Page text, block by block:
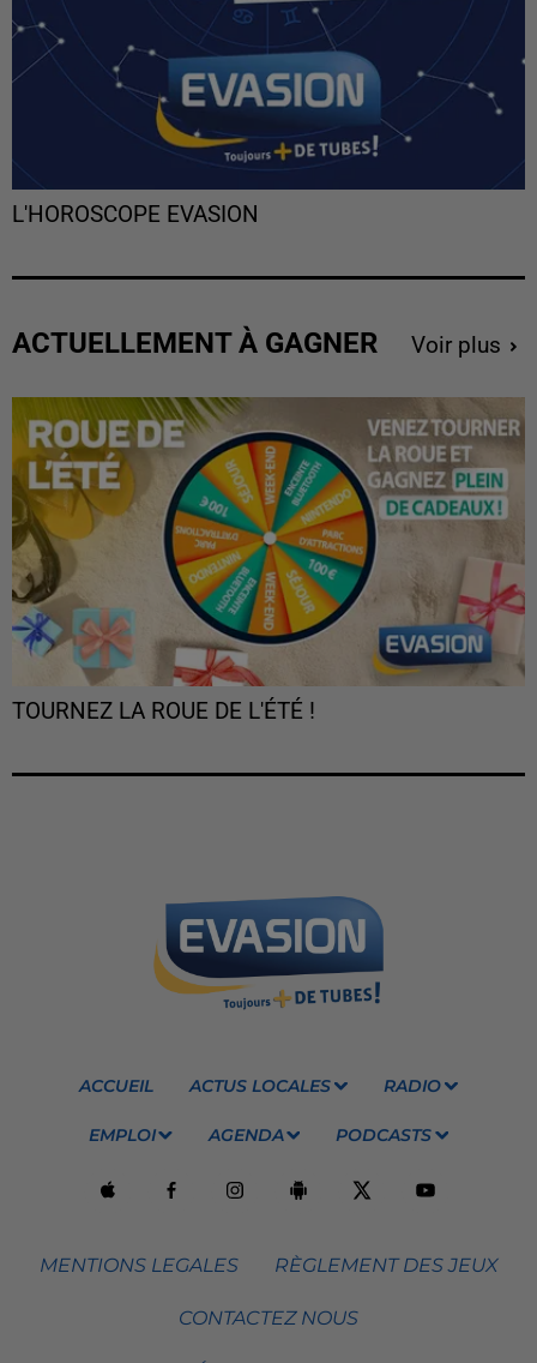
L'HOROSCOPE EVASION
ACTUELLEMENT À GAGNER Voir plus
TOURNEZ LA ROUE DE L'ÉTÉ !
ACCUEIL ACTUS LOCALES RADIO
EMPLOI AGENDA PODCASTS
MENTIONS LEGALES RÈGLEMENT DES JEUX
CONTACTEZ NOUS